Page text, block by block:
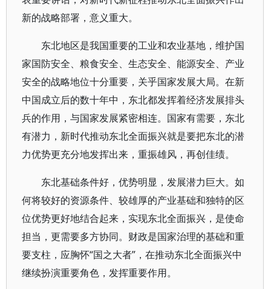
新的战略部署，意义重大。
东北地区是我国重要的工业和农业基地，维护国
家国防安全、粮食安全、生态安全、能源安全、产业
安全的战略地位十分重要，关乎国家发展大局。在新
中国成立后的数十年中，东北都发挥着经济发展排头
兵的作用，与国家发展紧密相连。国家有需要，东北
有潜力，新时代推动东北全面振兴就是要把东北的潜
力优势更充分地发挥出来，重振雄风，再创佳绩。
东北基础条件好，优势明显，发展潜力巨大。如
何将较好的资源条件、较雄厚的产业基础和独特的区
位优势更好地结合起来，实现东北全面振兴，是使命
担当，更需要多方协同。财政是国家治理的基础和重
要支柱，应胸怀“国之大者”，在推动东北全面振兴中
继续扮演重要角色，发挥重要作用。